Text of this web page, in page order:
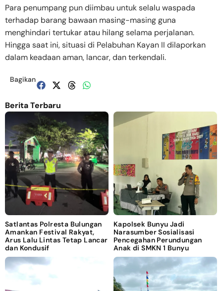
Para penumpang pun diimbau untuk selalu waspada
terhadap barang bawaan masing-masing guna
menghindari tertukar atau hilang selama perjalanan.
Hingga saat ini, situasi di Pelabuhan Kayan II dilaporkan
dalam keadaan aman, lancar, dan terkendali.
Bagikan
Berita Terbaru
Satlantas Polresta Bulungan
Amankan Festival Rakyat,
Arus Lalu Lintas Tetap Lancar
dan Kondusif
Kapolsek Bunyu Jadi
Narasumber Sosialisasi
Pencegahan Perundungan
Anak di SMKN 1 Bunyu